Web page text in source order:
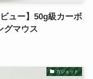
ュー】50g級カーボ
グマウス
ガジェット